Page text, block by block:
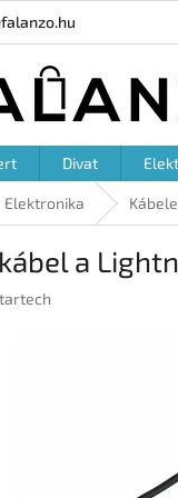
Divat
Elektronika
a